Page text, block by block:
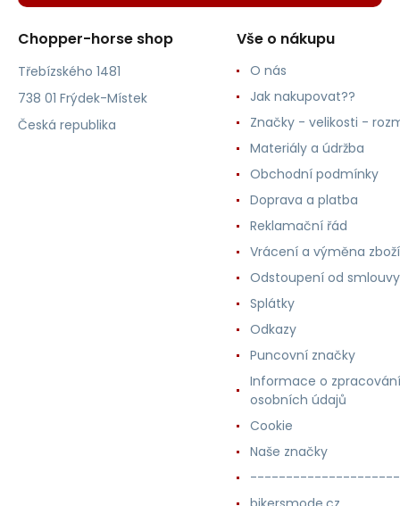
Chopper-horse shop
Třebízského 1481
738 01 Frýdek-Místek
Česká republika
Vše o nákupu
O nás
Jak nakupovat??
Značky - velikosti -
Materiály a údržba
Obchodní podmínky
Doprava a platba
Reklamační řád
Vrácení a výměna zboží
Odstoupení od smlouvy
Splátky
Odkazy
Puncovní značky
Informace o zpracování
osobních údajů
Cookie
Naše značky